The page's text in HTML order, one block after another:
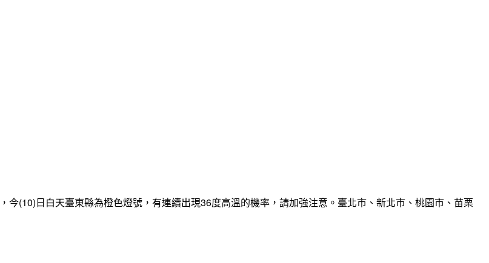
(10)日白天臺東縣為橙色燈號，有連續出現36度高溫的機率，請加強注意。臺北市、新北市、桃園市、苗栗